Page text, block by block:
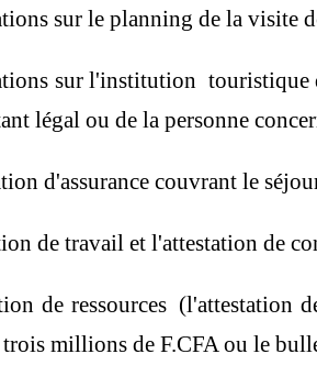
sur le planning de la visite
sur l'institution touristique
légal ou de la personne
d'assurance couvrant le
de travail et l'attestation de
de ressources (l'attestation
millions de F.CFA ou le